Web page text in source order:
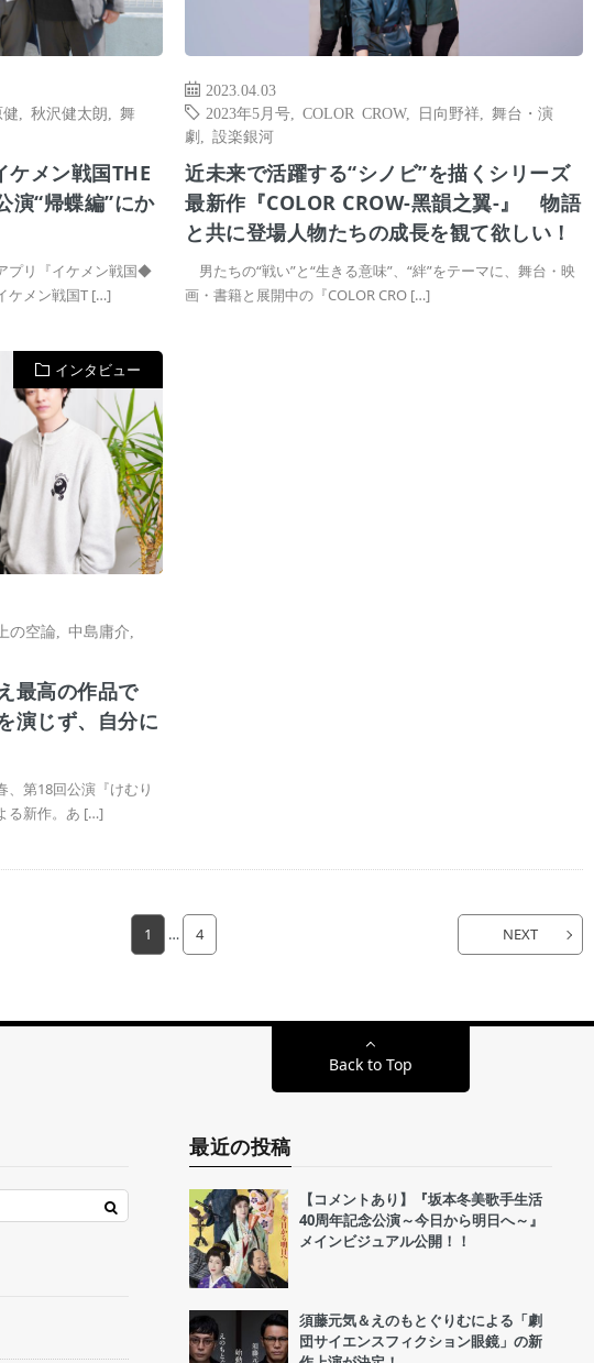
健 秋沢健太朗
舞
ケメン戦国THE
演“帰蝶編”にか
プリ『イケメン戦国◆
ケメン戦国T […]
2023.04.03
2023年5月号 ,COLOR CROW, 日向野祥 ,舞台・演
劇
,設楽銀河
近未来で活躍する“シノビ”を描くシリーズ
最新作『COLOR CROW-黑韻之翼-』 物語
と共に登場人物たちの成長を観て欲しい！
男たちの“戦い”と“生きる意味”、“絆”をテーマに、舞台・映
画・書籍と展開中の『COLOR CRO […]
インタビュー
の空論 中島庸介
最高の作品で
演じず、自分に
第18回公演『けむり
る新作。あ […]
1 … 4 NEXT
Back to Top
最近の投稿
【コメントあり】『坂本冬美歌手生活
40周年記念公演～今日から明日へ～』
メインビジュアル公開！！
須藤元気＆えのもとぐりむによる「劇
団サイエンスフィクション眼鏡」の新